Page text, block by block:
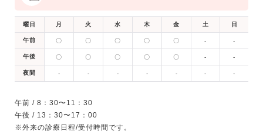
曜日 月 火 水 木 金 土 日
午前 〇 〇 〇 〇 〇 - -
午後 〇 〇 〇 〇 〇 - -
夜間 - - - - - - -
午前 / 8：30〜11：30
午後 / 13：30〜17：00
※外来の診療日程/受付時間です。